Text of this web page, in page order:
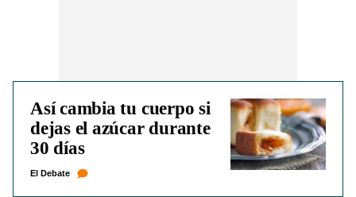
Así cambia tu cuerpo si
dejas el azúcar durante
30 días
El Debate